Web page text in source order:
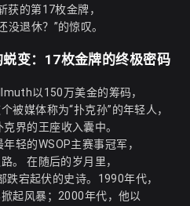
获的第17枚金牌，
没退休？”的惊叹。
蜕变：17枚金牌的终极密码
以150万美金的筹码，
被媒体称为“扑克孙”的年轻人，
界的王座收入囊中。
轻的WSOP主赛事冠军，
。 在随后的岁月里，
宕起伏的史诗。1990年代，
起风暴；2000年代，他以